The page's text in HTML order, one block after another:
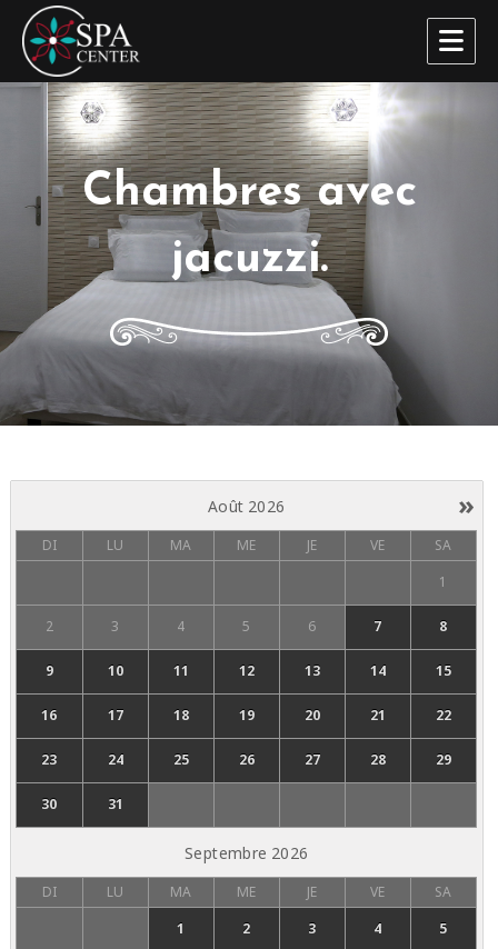
SPA Center
Chambres avec
jacuzzi.
»
Août 2026
DI LU MA ME JE VE
SA
1
2 3 4 5 6 7 8
9 10 11 12 13 14 15
16 17 18 19 20 21 22
23 24 25 26 27 28 29
30 31
Septembre 2026
DI LU MA ME JE VE
SA
1
2 3 4 5